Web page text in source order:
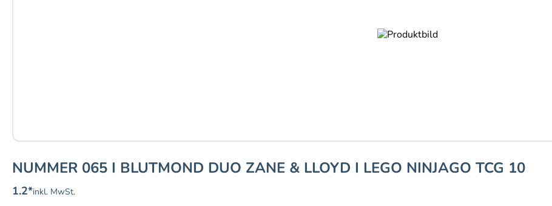
NUMMER 065 I BLUTMOND DUO ZANE & LLOYD I LEGO NINJAGO TCG 10
1.2*inkl. MwSt.